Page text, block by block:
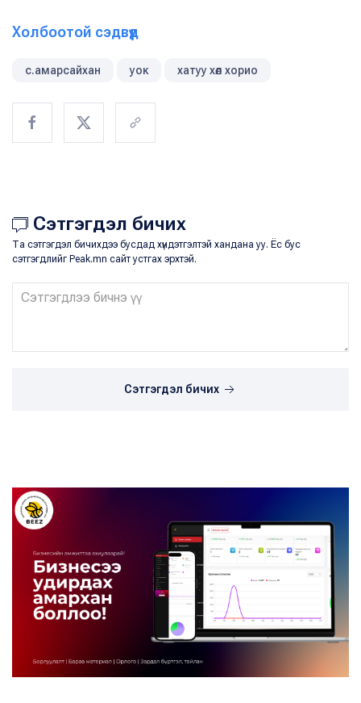
Холбоотой сэдвүүд
с.амарсайхан уок хатуу хөл хорио
Сэтгэгдэл бичих
Та сэтгэгдэл бичихдээ бусдад хүндэтгэлтэй хандана уу. Ёс бус
сэтгэгдлийг Peak.mn сайт устгах эрхтэй.
Сэтгэгдэл бичих